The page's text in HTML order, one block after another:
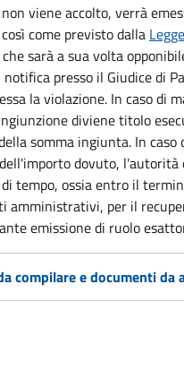
viene accolto, verrà
come previsto dalla
che sarà a sua volta
presso il Giudice di
la violazione. In caso di
diviene titolo
somma ingiunta. In caso
dovuto, l'autorità
tempo, ossia entro il
amministrativi, per il
emissione di ruolo
compilare e documenti da